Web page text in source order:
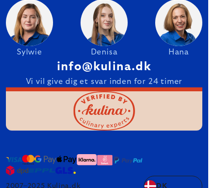
Sylwie Denisa Hana
info@kulina.dk
Vi vil give dig et svar inden for 24 timer
2007–2025 Kulina.dk DK